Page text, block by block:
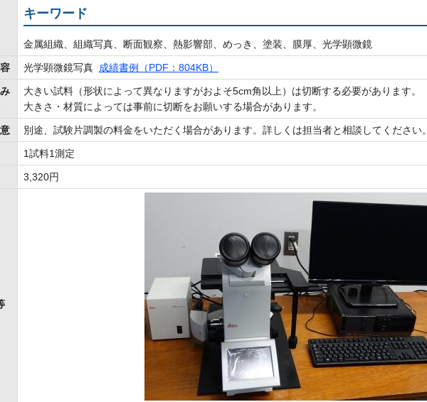
キーワード
金属組織、組織写真、断面観察、熱影響部、めっき、塗装、膜厚、光学顕微鏡
光学顕微鏡写真 成績書例（PDF：804KB）
大きい試料（形状によって異なりますがおよそ5cm角以上）は切断する必要があります。
大きさ・材質によっては事前に切断をお願いする場合があります。
別途、試験片調製の料金をいただく場合があります。詳しくは担当者と相談してください。
1試料1測定
3,320円